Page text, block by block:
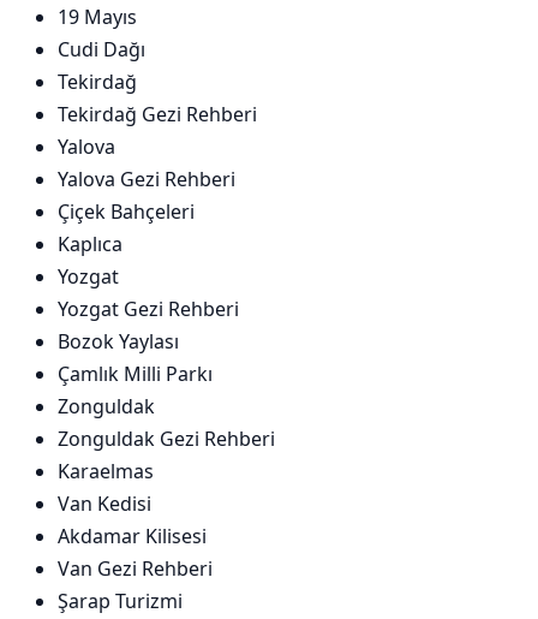
19 Mayıs
Cudi Dağı
Tekirdağ
Tekirdağ Gezi Rehberi
Yalova
Yalova Gezi Rehberi
Çiçek Bahçeleri
Kaplıca
Yozgat
Yozgat Gezi Rehberi
Bozok Yaylası
Çamlık Milli Parkı
Zonguldak
Zonguldak Gezi Rehberi
Karaelmas
Van Kedisi
Akdamar Kilisesi
Van Gezi Rehberi
Şarap Turizmi